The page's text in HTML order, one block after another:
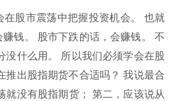
在股市震荡中把握投资机会。 也就
钱。 股市下跌的话，会赚钱。 不
没什么用。 所以我们必须学会在股
推出股指期货不合适吗？ 我说最合
就没有股指期货； 第二，应该说从